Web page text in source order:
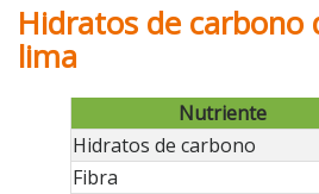
Hidratos de carbono
lima
Nutriente
Hidratos de carbono
Fibra